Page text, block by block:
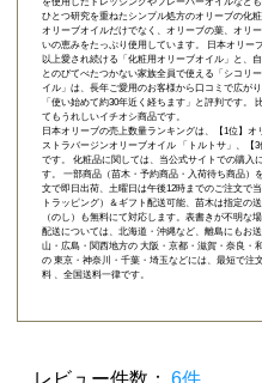
を使用したドレッシングやフレーバーオイルなど
ひとつ研究を重ねたシンプル処方のオリーブの化粧
オリーブオイルだけでなく、オリーブの葉、オリ
いの恵みをたっぷり使用しています。 日本オリー
以上愛され続ける「 化粧用オリーブオイル 」と、
とのびてべたつかない家族全員で使える「 シコリ
イル」は、長年ご愛用のお客様から口コミで広が
「使い始めて約30年近く経ちます」と評判です。
てもうれしいイチオシ商品です。
日本オリーブの売上数量ランキングは、【1位】オ
ストラバージンオリーブオイル 「トルトサ」 、【3
です。 化粧品に関しては、当公式サイトでの購入に
す。 一部商品（苗木・予約商品・入荷待ち商品）
文で即日出荷、土曜日は午後12時までのご注文で
トラッピング）＆ギフト配送可能、苗木は指定の
（のし）も無料にて対応します。表書きが不明な
配送については、北海道・沖縄など、離島にもお
山・広島・関西地方の 大阪・京都・滋賀・奈良・
の 東京・神奈川・千葉・埼玉などには、最短で注
料 、全国送料一律です。